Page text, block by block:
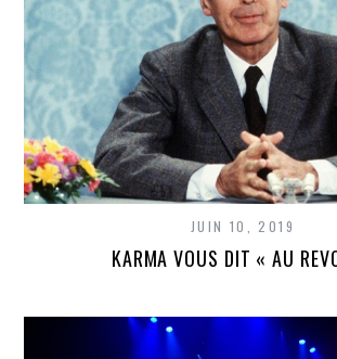
JUIN 10, 2019
KARMA VOUS DIT « AU